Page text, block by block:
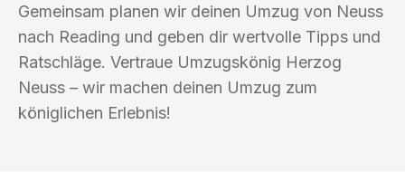
Gemeinsam planen wir deinen Umzug von Neuss
nach Reading und geben dir wertvolle Tipps und
Ratschläge. Vertraue Umzugskönig Herzog
Neuss – wir machen deinen Umzug zum
königlichen Erlebnis!